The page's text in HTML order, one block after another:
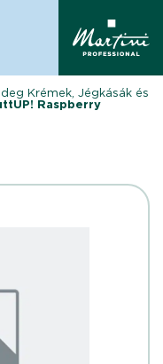
Krémek, Jégkásák és
Raspberry